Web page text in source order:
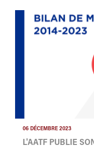
06 DÉCEMBRE 2023
L'AATF PUBLIE